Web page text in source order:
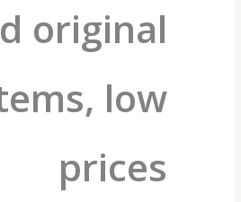
find original
items, low
prices